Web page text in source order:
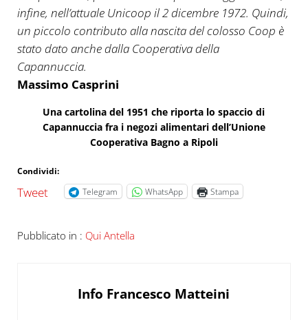
infine, nell’attuale Unicoop il 2 dicembre 1972. Quindi,
un piccolo contributo alla nascita del colosso Coop è
stato dato anche dalla Cooperativa della
Capannuccia.
Massimo Casprini
Una cartolina del 1951 che riporta lo spaccio di
Capannuccia fra i negozi alimentari dell’Unione
Cooperativa Bagno a Ripoli
Condividi:
Tweet Telegram WhatsApp Stampa
Pubblicato in : Qui Antella
Info Francesco Matteini